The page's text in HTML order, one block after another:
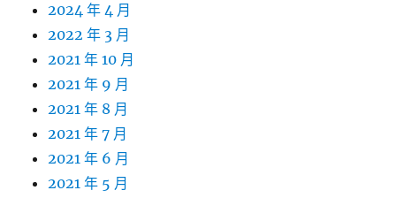
2024 年 4 月
2022 年 3 月
2021 年 10 月
2021 年 9 月
2021 年 8 月
2021 年 7 月
2021 年 6 月
2021 年 5 月